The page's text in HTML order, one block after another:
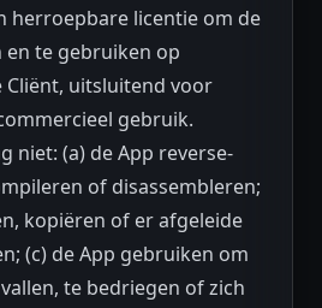
herroepbare licentie om de
te gebruiken op
Cliënt, uitsluitend voor
gebruik.
niet: (a) de App reverse-
of disassembleren;
kopiëren of er afgeleide
(c) de App gebruiken om
te bedriegen of zich